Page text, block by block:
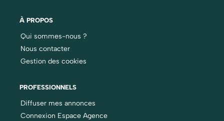
À PROPOS
Qui sommes-nous ?
Nous contacter
Gestion des cookies
PROFESSIONNELS
Diffuser mes annonces
Connexion Espace Agence